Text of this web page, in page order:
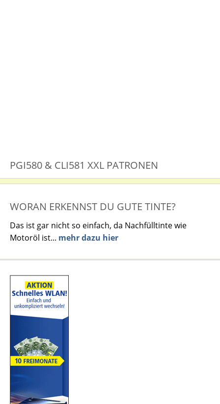
PGI580 & CLI581 XXL PATRONEN
WORAN ERKENNST DU GUTE TINTE?
Das ist gar nicht so einfach, da Nachfülltinte wie
Motoröl ist... mehr dazu hier